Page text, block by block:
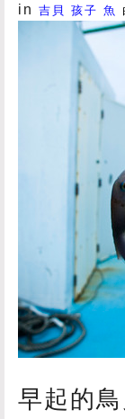
in 吉貝 孩子 魚
早起的